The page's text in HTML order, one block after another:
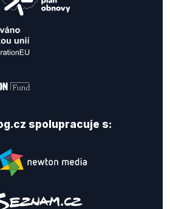
spolupracuje s: